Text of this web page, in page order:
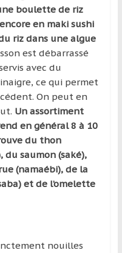
boulette de riz
en maki sushi
riz dans une algue
est débarrassé
avec du
ce qui permet
On peut en
Un assortiment
en général 8 à 10
du thon
du saumon (saké),
(namaébi), de la
et de l’omelette
nouilles